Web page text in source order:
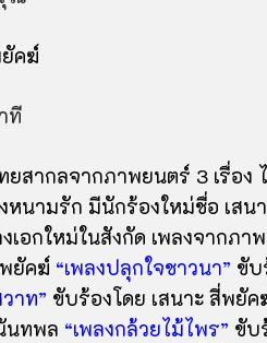
คฆ์
ที
ยสากลจากภาพยนตร์ 3 เรื่อง
หนามรัก มีนักร้องใหม่ชื่อ เส
เอกใหม่ในสังกัด เพลงจากภา
ยัคฆ์ “เพลงปลุกใจชาวนา” ขับ
าท” ขับร้องโดย เสนาะ สี่พยั
นทพล “เพลงกล้วยไม้ไพร” ขับ